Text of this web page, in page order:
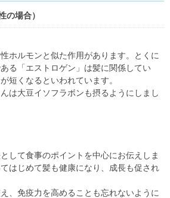
の場合）
ホルモンと似た作用があります。とくに
る「エストロゲン」は髪に関係してい
短くなるといわれています。
は大豆イソフラボンも摂るようにしまし
して食事のポイントを中心にお伝えしま
はじめて髪も健康になり、成長も促され
、免疫力を高めることも忘れないように